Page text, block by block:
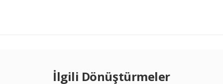
İlgili Dönüştürmeler